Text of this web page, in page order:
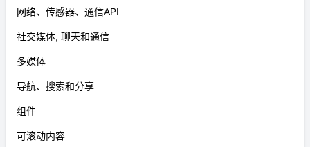
网络、传感器、通信API
社交媒体, 聊天和通信
多媒体
导航、搜索和分享
组件
可滚动内容